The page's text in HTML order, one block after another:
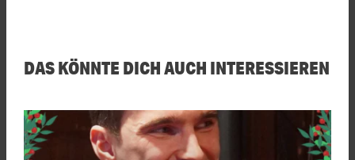
DAS KÖNNTE DICH AUCH INTERESSIEREN